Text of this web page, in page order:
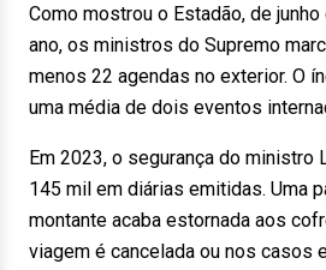
Como mostrou o Estadão, de
ano, os ministros do Supremo
menos 22 agendas no exterior. O
uma média de dois eventos
Em 2023, o segurança do ministro
145 mil em diárias emitidas. Uma
montante acaba estornada aos
viagem é cancelada ou nos casos